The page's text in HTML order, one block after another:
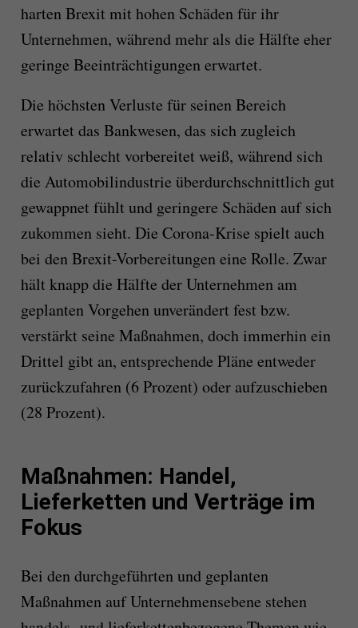
harten Brexit mit hohen Schäden für ihr
Unternehmen, während mehr als die Hälfte eher
geringe Beeinträchtigungen erwartet.
Die höchsten Verluste für seinen Bereich
erwartet das Bankwesen, das sich zugleich
relativ schlecht vorbereitet weiß, während sich
die Automobilindustrie überdurchschnittlich gut
gewappnet fühlt und geringere Schäden auf sich
zukommen sieht. Die Corona-Krise spielt auch
bei den Brexit-Vorbereitungen eine Rolle. Zwar
hält knapp die Hälfte der Unternehmen am
geplanten Vorgehen unverändert fest bzw.
verstärkt seine Maßnahmen, doch immerhin ein
Drittel gibt an, entsprechende Pläne entweder
zurückzufahren (6 Prozent) oder aufzuschieben
(28 Prozent).
Maßnahmen: Handel,
Lieferketten und Verträge im
Fokus
Bei den durchgeführten und geplanten
Maßnahmen auf Unternehmensebene stehen